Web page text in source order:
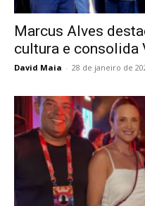
Marcus Alves
cultura e consolida
David Maia - 28 de janeiro de